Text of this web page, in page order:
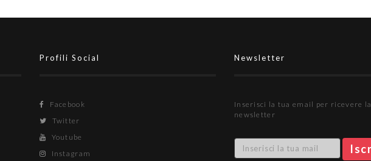
Profili Social
Facebook
Twitter
Youtube
Instagram
Newsletter
Inserisci la tua email per ricevere la
newsletter